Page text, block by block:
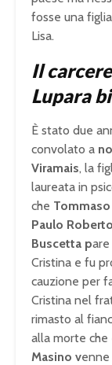
fosse una
Lisa.
Il
Lupara
È stato due
convolato a
Viramais, la
laureata in
che Tommaso
Paulo
Buscetta p
Cristina e fu
cauzione per
Cristina nel
rimasto al
alla morte
Masino v